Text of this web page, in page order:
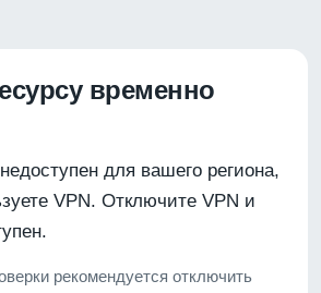
временно
для вашего региона,
VPN. Отключите VPN и
рекомендуется отключить